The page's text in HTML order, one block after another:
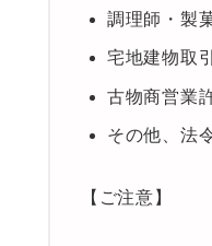
調理師・製
宅地建物取
古物商営業
その他、法
【ご注意】